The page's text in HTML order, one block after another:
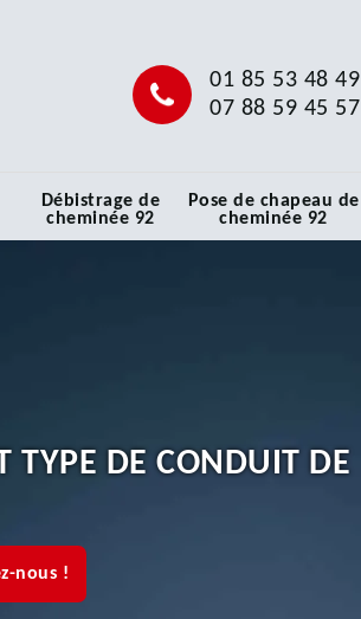
01 85 53 48 49
07 88 59 45 57
Débistrage de
cheminée 92
Pose de chapeau de
cheminée 92
TYPE DE CONDUIT DE
nous !